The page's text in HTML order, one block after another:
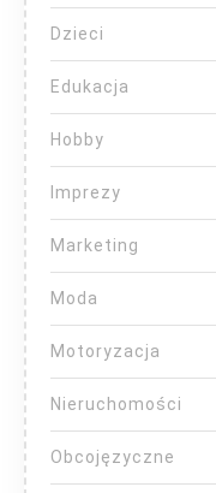
Dzieci
Edukacja
Hobby
Imprezy
Marketing
Moda
Motoryzacja
Nieruchomości
Obcojęzyczne